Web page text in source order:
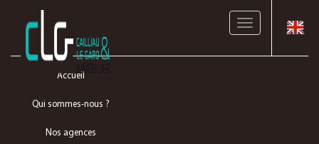
Toggle
Accueil
Qui sommes-nous ?
Nos agences